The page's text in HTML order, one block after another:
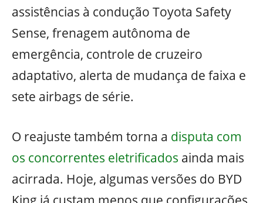
assistências à condução Toyota Safety
Sense, frenagem autônoma de
emergência, controle de cruzeiro
adaptativo, alerta de mudança de faixa e
sete airbags de série.
O reajuste também torna a disputa com
os concorrentes eletrificados ainda mais
acirrada. Hoje, algumas versões do BYD